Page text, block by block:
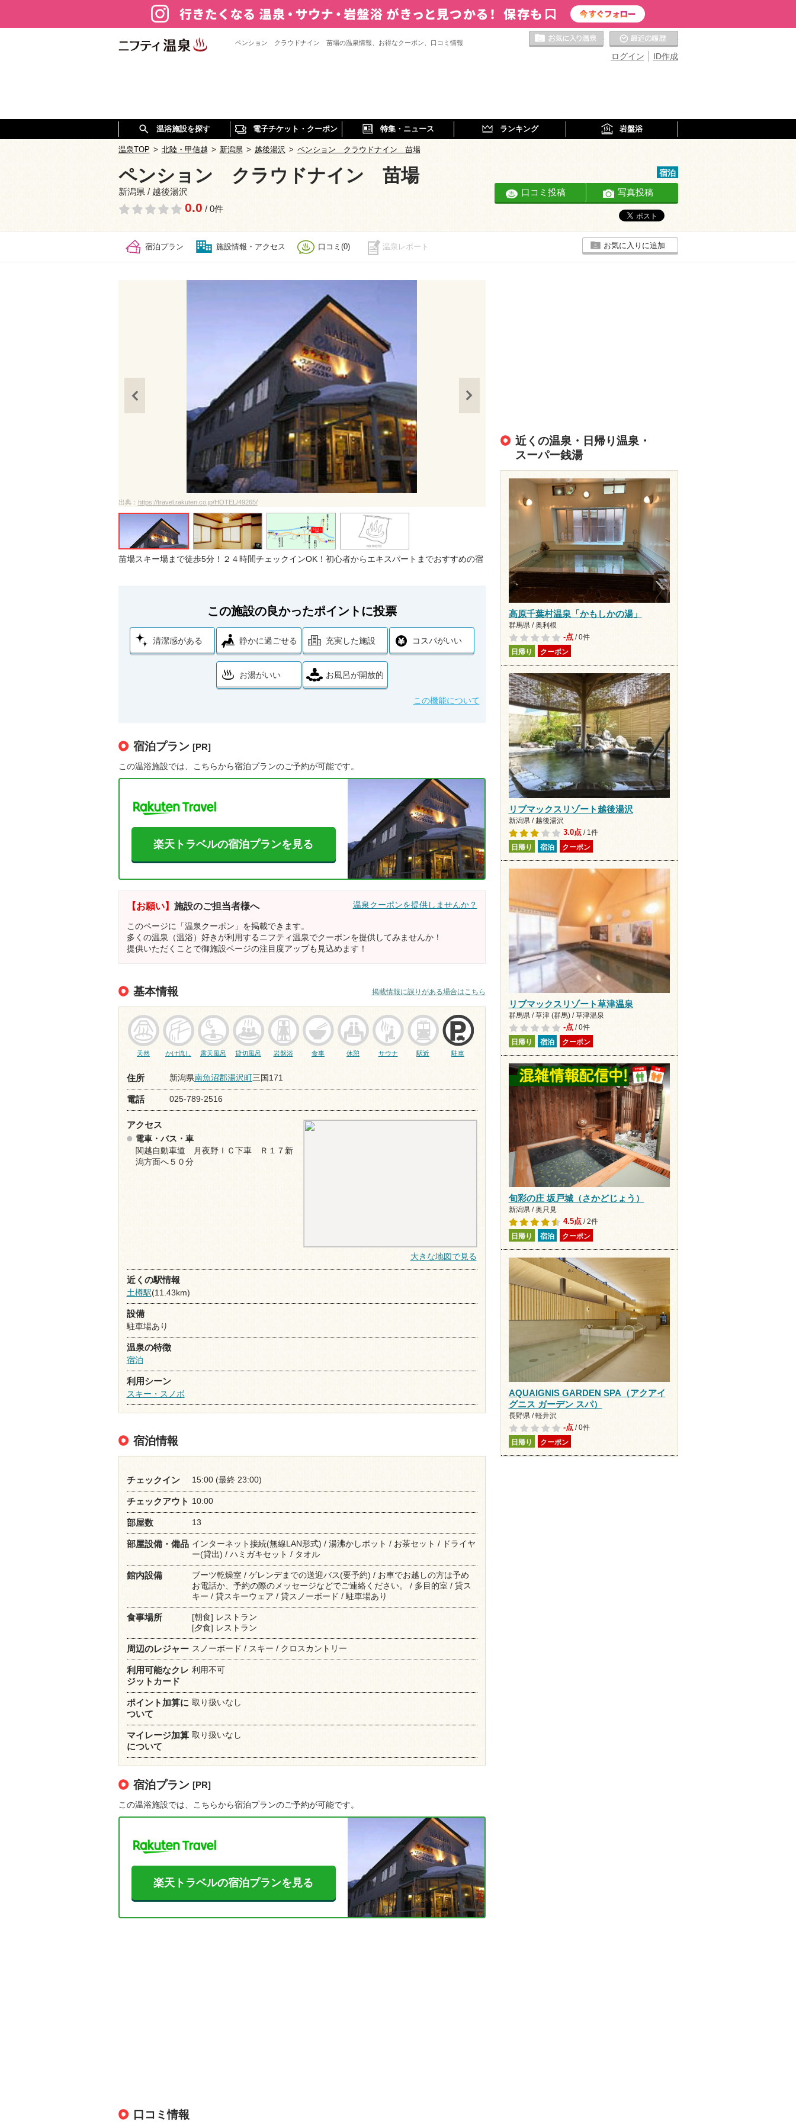
ペンション クラウドナイン 苗場の温泉情報、お得なクーポン、口コミ情報
ID作成
ログイン
お気に入りの温泉
温浴施設を探す 電子チケット・クーポン 特集・ニュース ランキング 岩盤浴
温泉TOP > 北陸・甲信越 > 新潟県 > 越後湯沢 > ペンション クラウドナイン 苗場
ペンション クラウドナイン 苗場
新潟県 / 越後湯沢
0.0 / 0件
宿泊
口コミ投稿 写真投稿
宿泊プラン 施設情報・アクセス 口コミ(0) 温泉レポート お気に入りに追加
出典： https://travel.rakuten.co.jp/HOTEL/49265/ https://travel.rakuten.co.jp/HOTEL/49265/
苗場スキー場まで徒歩5分！２４時間チェックインOK！初心者からエキスパートまでおすすめの宿
この施設の良かったポイントに投票
清潔感がある 静かに過ごせる 充実した施設 コスパがいい
お湯がいい お風呂が開放的
この機能について
宿泊プラン [PR]
この温浴施設では、こちらから宿泊プランのご予約が可能です。
楽天トラベルの宿泊プランを見る
【お願い】 施設のご担当者様へ 温泉クーポンを提供しませんか？
このページに「温泉クーポン」を掲載できます。
多くの温泉（温浴）好きが利用するニフティ温泉でクーポンを提供してみませんか！
提供いただくことで御施設ページの注目度アップも見込めます！
基本情報 掲載情報に誤りがある場合はこちら
天然 かけ流し 露天風呂 貸切風呂 岩盤浴 食事 休憩 サウナ 駅近 駐車
住所 新潟県南魚沼郡湯沢町三国171
電話 025-789-2516
アクセス
電車・バス・車
関越自動車道 月夜野ＩＣ下車 Ｒ１７新
潟方面へ５０分
大きな地図で見る
近くの駅情報
土樽駅(11.43km)
設備
駐車場あり
温泉の特徴
宿泊
利用シーン
スキー・スノボ
宿泊情報
チェックイン 15:00 (最終 23:00)
チェックアウト 10:00
部屋数 13
部屋設備・備品 インターネット接続(無線LAN形式) / 湯沸かしポット / お茶セット / ドライヤ
ー(貸出) / ハミガキセット / タオル
館内設備
ブーツ乾燥室 / ゲレンデまでの送迎バス(要予約) / お車でお越しの方は予め
お電話か、予約の際のメッセージなどでご連絡ください。 / 多目的室 / 貸ス
キー / 貸スキーウェア / 貸スノーボード / 駐車場あり
食事場所
[朝食] レストラン
[夕食] レストラン
周辺のレジャー スノーボード / スキー / クロスカントリー
利用可能なクレ
ジットカード
利用不可
ポイント加算に
ついて
取り扱いなし
マイレージ加算
について
取り扱いなし
宿泊プラン [PR]
この温浴施設では、こちらから宿泊プランのご予約が可能です。
楽天トラベルの宿泊プランを見る
口コミ情報
近くの温泉・日帰り温泉・
スーパー銭湯
高原千葉村温泉「かもしかの湯」
群馬県 / 奥利根
-点/ 0件
日帰り クーポン
リブマックスリゾート越後湯沢
新潟県 / 越後湯沢
3.0点/ 1件
日帰り 宿泊 クーポン
リブマックスリゾート草津温泉
群馬県 / 草津 (群馬) / 草津温泉
-点/ 0件
日帰り 宿泊 クーポン
旬彩の庄 坂戸城（さかどじょう）
新潟県 / 奥只見
4.5点/ 2件
日帰り 宿泊 クーポン
AQUAIGNIS GARDEN SPA（アクアイ
グニス ガーデン スパ）
長野県 / 軽井沢
-点/ 0件
日帰り クーポン